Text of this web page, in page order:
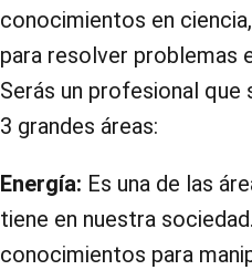
conocimientos en
para resolver problemas
Serás un profesional que
3 grandes áreas:
Energía: Es una de las
tiene en nuestra
conocimientos para